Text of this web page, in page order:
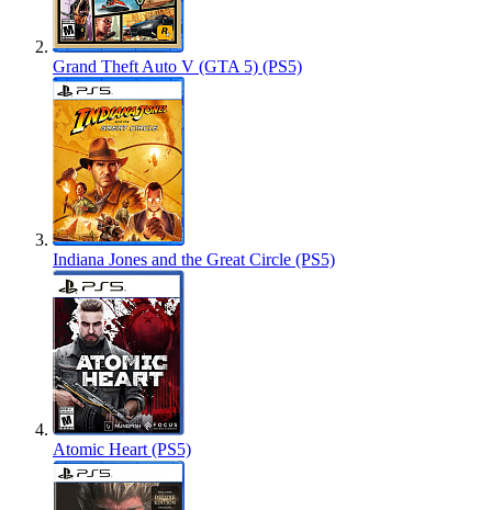
Grand Theft Auto V (GTA 5) (PS5)
Indiana Jones and the Great Circle (PS5)
Atomic Heart (PS5)